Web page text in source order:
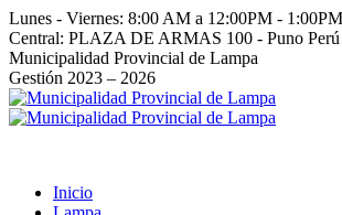
Saltar
al
contenido
Lunes - Viernes: 8:00 AM a 12:00PM -
Central: PLAZA DE ARMAS 100 - Puno Perú
Facebook
page
opens
in
Instagram
page
opens
in
YouTube
page
opens
in
Twitter
page
opens
in
Municipalidad Provincial de Lampa
Gestión 2023 – 2026
Inicio